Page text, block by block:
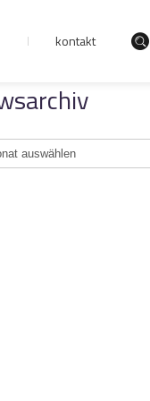
kontakt